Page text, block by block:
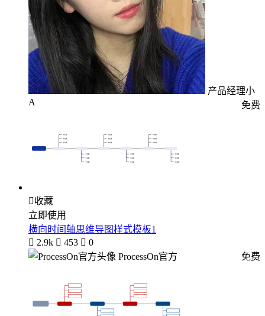
产品经理小
A
免费
收藏
立即使用
横向时间轴思维导图样式模板1
 2.9k  453  0
ProcessOn官方
免费